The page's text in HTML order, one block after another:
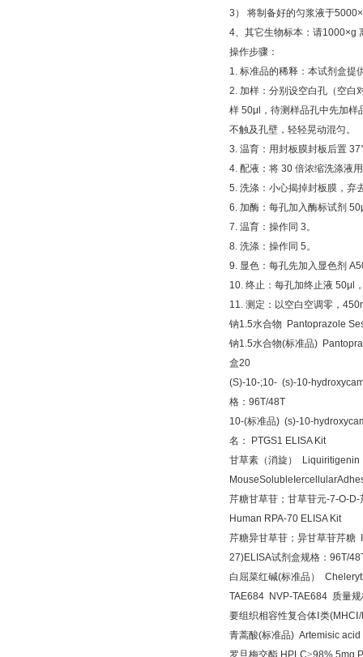
3 ） 将制备好的匀浆液于
4、其它生物标本：请1000×g
操作步骤：
1. 标准品的稀释：本试剂盒提
2. 加样：分别设空白孔（空白
样 50μl
，待测样品孔中先加样
不触及孔壁，轻轻晃动混匀。
3. 温育：用封板膜封板后置 37
4. 配液：将 30 倍浓缩洗涤液
5. 洗涤：小心揭掉封板膜，弃
6. 加酶：每孔加入酶标试剂
7. 温育：操作同 3。
8. 洗涤：操作同 5。
9. 显色：每孔先加入显色剂
10. 终止：每孔加终止液 50μl
11. 测定：以空白空调零，
钠1.5水合物 Pantoprazole
钠1.5水合物(标准品)
盒20
(S)-10-;10- (s)-10-
格： 96T/48T
10-(标准品) (s)-10-
名：
PTGS1 ELISA Kit
甘草素（消旋）
芹糖甘草苷；甘草苷元-7-O-D-
Human RPA-70 ELISA Kit
芹糖异甘草苷；异甘草苷芹糖
27)ELISA试剂盒规格： 96T/
白屈菜红碱(标准品）
TAE684 NVP-TAE684 质量
要组织相容性复合体Ⅰ类(MHC
青蒿酸(标准品) Artemisic
罗旦梅交酯 HPLC≥98% 5mg